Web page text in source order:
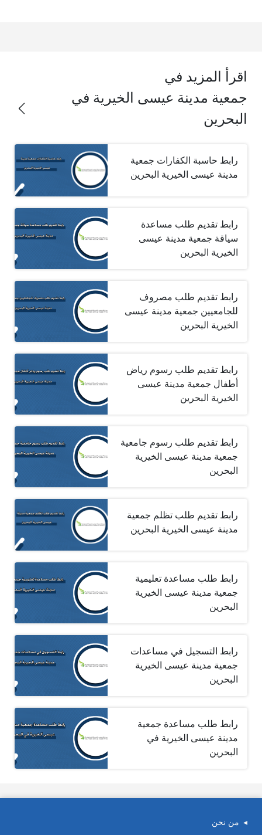
اقرأ المزيد في
جمعية مدينة عيسى الخيرية في
البحرين
رابط حاسبة الكفارات جمعية
مدينة عيسى الخيرية البحرين
رابط تقديم طلب مساعدة
سياقة جمعية مدينة عيسى
الخيرية البحرين
رابط تقديم طلب مصروف
للجامعيين جمعية مدينة عيسى
الخيرية البحرين
رابط تقديم طلب رسوم رياض
أطفال جمعية مدينة عيسى
الخيرية البحرين
رابط تقديم طلب رسوم جامعية
جمعية مدينة عيسى الخيرية
البحرين
رابط تقديم طلب تظلم جمعية
مدينة عيسى الخيرية البحرين
رابط طلب مساعدة تعليمية
جمعية مدينة عيسى الخيرية
البحرين
رابط التسجيل في مساعدات
جمعية مدينة عيسى الخيرية
البحرين
رابط طلب مساعدة جمعية
مدينة عيسى الخيرية في
البحرين
من نحن